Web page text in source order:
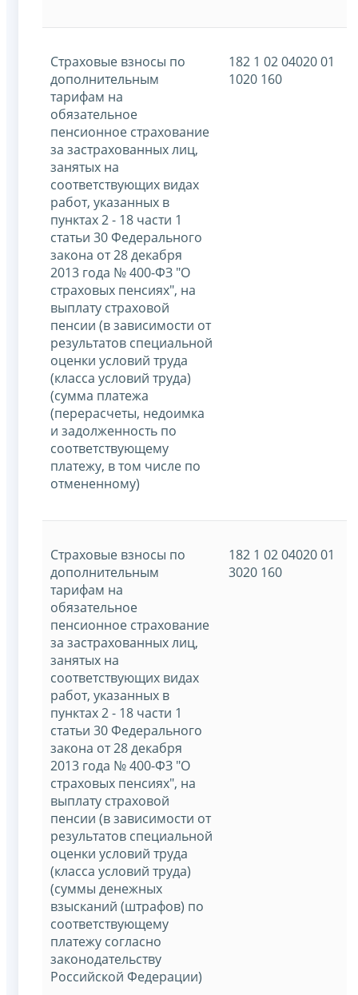
Страховые взносы по
дополнительным
тарифам на
обязательное
пенсионное страхование
за застрахованных лиц,
занятых на
соответствующих видах
работ, указанных в
пунктах 2 - 18 части 1
статьи 30 Федерального
закона от 28 декабря
2013 года № 400-ФЗ "О
страховых пенсиях", на
выплату страховой
пенсии (в зависимости от
результатов специальной
оценки условий труда
(класса условий труда)
(сумма платежа
(перерасчеты, недоимка
и задолженность по
соответствующему
платежу, в том числе по
отмененному)
182 1 02 04020 01
1020 160
Страховые взносы по
дополнительным
тарифам на
обязательное
пенсионное страхование
за застрахованных лиц,
занятых на
соответствующих видах
работ, указанных в
пунктах 2 - 18 части 1
статьи 30 Федерального
закона от 28 декабря
2013 года № 400-ФЗ "О
страховых пенсиях", на
выплату страховой
пенсии (в зависимости от
результатов специальной
оценки условий труда
(класса условий труда)
(суммы денежных
взысканий (штрафов) по
соответствующему
платежу согласно
законодательству
Российской Федерации)
182 1 02 04020 01
3020 160